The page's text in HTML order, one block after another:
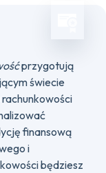
przygotują
świecie
finansową
i
będziesz